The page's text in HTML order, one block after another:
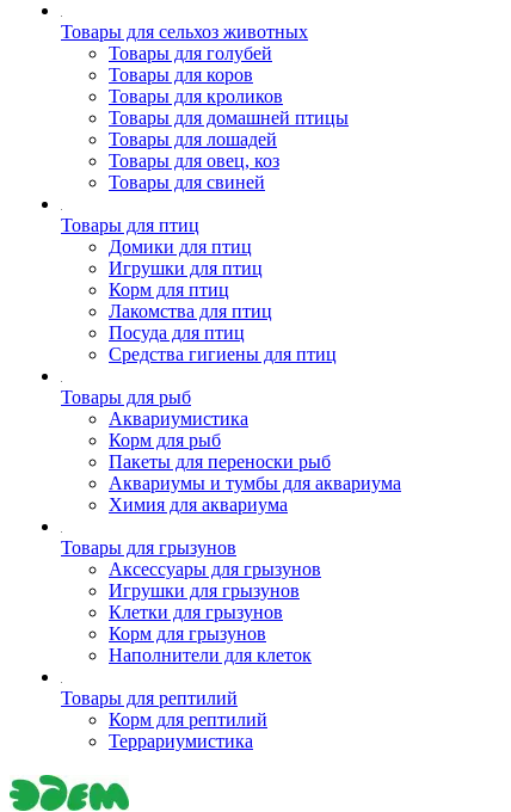
Товары для сельхоз животных
Товары для голубей
Товары для коров
Товары для кроликов
Товары для домашней птицы
Товары для лошадей
Товары для овец, коз
Товары для свиней
Товары для птиц
Домики для птиц
Игрушки для птиц
Корм для птиц
Лакомства для птиц
Посуда для птиц
Средства гигиены для птиц
Товары для рыб
Аквариумистика
Корм для рыб
Пакеты для переноски рыб
Аквариумы и тумбы для аквариума
Химия для аквариума
Товары для грызунов
Аксессуары для грызунов
Игрушки для грызунов
Клетки для грызунов
Корм для грызунов
Наполнители для клеток
Товары для рептилий
Корм для рептилий
Террариумистика